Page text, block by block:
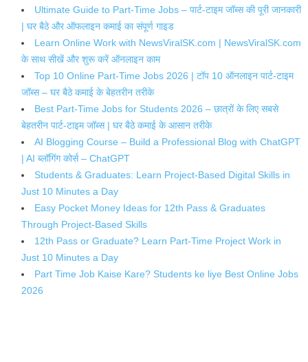
Ultimate Guide to Part-Time Jobs – पार्ट-टाइम जॉब्स की पूरी जानकारी
| घर बैठे और ऑफलाइन कमाई का संपूर्ण गाइड
Learn Online Work with NewsViralSK.com | NewsViralSK.com
के साथ सीखें और शुरू करें ऑनलाइन काम
Top 10 Online Part-Time Jobs 2026 | टॉप 10 ऑनलाइन पार्ट-टाइम
जॉब्स – घर बैठे कमाई के बेहतरीन तरीके
Best Part-Time Jobs for Students 2026 – छात्रों के लिए सबसे
बेहतरीन पार्ट-टाइम जॉब्स | घर बैठे कमाई के आसान तरीके
AI Blogging Course – Build a Professional Blog with ChatGPT
| AI ब्लॉगिंग कोर्स – ChatGPT
Students & Graduates: Learn Project-Based Digital Skills in
Just 10 Minutes a Day
Easy Pocket Money Ideas for 12th Pass & Graduates
Through Project-Based Skills
12th Pass or Graduate? Learn Part-Time Project Work in
Just 10 Minutes a Day
Part Time Job Kaise Kare? Students ke liye Best Online Jobs
2026